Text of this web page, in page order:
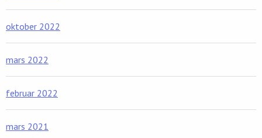
oktober 2022
mars 2022
februar 2022
mars 2021